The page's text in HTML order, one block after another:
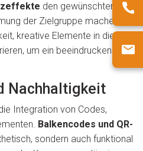
den gewünschten
der Zielgruppe machen.
kreative Elemente in die
um ein beeindruckendes
Nachhaltigkeit
Integration von Codes,
Balkencodes und QR-
sondern auch funktional